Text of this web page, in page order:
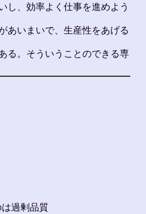
、効率よく仕事を進めよう
あいまいで、生産性をあげる
る。そういうことのできる専
過剰品質